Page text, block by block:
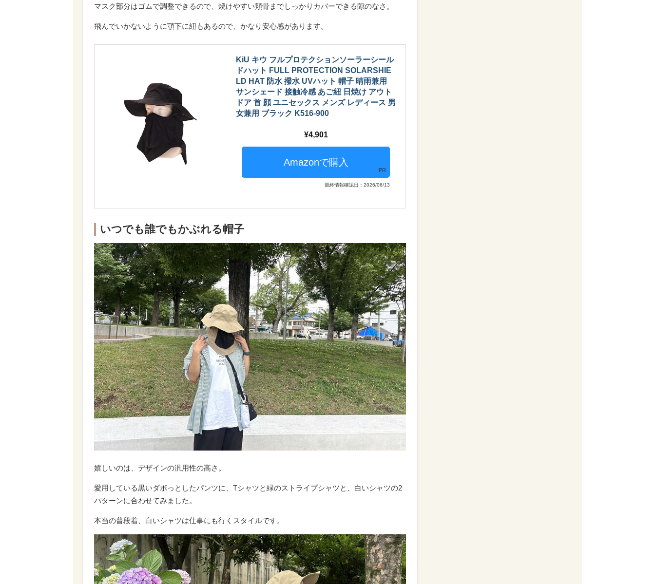
マスク部分はゴムで調整できるので、焼けやすい頬骨までしっかりカバーできる隙のなさ。
飛んでいかないように顎下に紐もあるので、かなり安心感があります。
KiU キウ フルプロテクションソーラーシール
ドハット FULL PROTECTION SOLARSHIE
LD HAT 防水 撥水 UVハット 帽子 晴雨兼用
サンシェード 接触冷感 あご紐 日焼け アウト
ドア 首 顔 ユニセックス メンズ レディース 男
女兼用 ブラック K516-900
4,901
PR
最終情報確認日：2026/06/13
いつでも誰でもかぶれる帽子
嬉しいのは、デザインの汎用性の高さ。
愛用している黒いダボっとしたパンツに、Tシャツと緑のストライプシャツと、白いシャツの2
パターンに合わせてみました。
本当の普段着、白いシャツは仕事にも行くスタイルです。